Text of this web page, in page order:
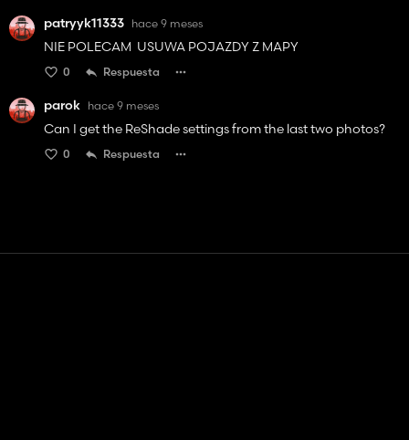
patryyk11333 hace 9 meses
NIE POLECAM USUWA POJAZDY Z MAPY
0 Respuesta
parok hace 9 meses
Can I get the ReShade settings from the last two photos?
0 Respuesta